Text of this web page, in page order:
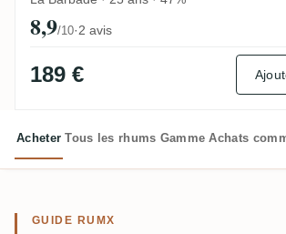
8,9/10·2 avis
189 €
Acheter Tous les rhums Gamme Achats
GUIDE RUMX